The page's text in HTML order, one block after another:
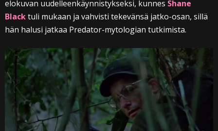
elokuvan uudelleenkäynnistykseksi, kunnes Shane
Blacktuli mukaan ja vahvisti tekevänsä jatko-osan, sillä
hän halusi jatkaa Predator-mytologian tutkimista.